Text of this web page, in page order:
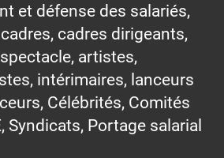
et défense des salariés,
cadres dirigeants,
artistes,
intérimaires, lanceurs
Célébrités, Comités
Syndicats, Portage salarial